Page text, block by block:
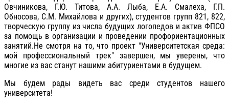
Овчиникова, Г.Ю. Титова, А.А. Лыба, Е.А. Смалеха, Г.П.
Обносова, С.М. Михайлова и других), студентов групп 821, 822,
творческую группу из числа будущих логопедов и актив ФПСО
за помощь в организации и проведении профориентационных
занятий.Не смотря на то, что проект "Университетская среда:
мой профессиональный трек" завершен, мы уверены, что
многие из вас станут нашими абитуриентами в будущем.
Мы будем рады видеть вас среди студентов нашего
университета!